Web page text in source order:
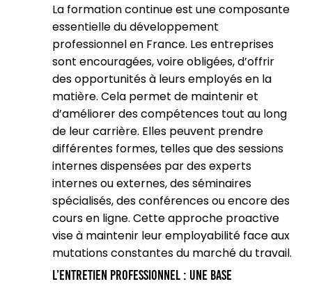
La formation continue est une composante
essentielle du développement
professionnel en France. Les entreprises
sont encouragées, voire obligées, d’offrir
des opportunités à leurs employés en la
matière. Cela permet de maintenir et
d’améliorer des compétences tout au long
de leur carrière. Elles peuvent prendre
différentes formes, telles que des sessions
internes dispensées par des experts
internes ou externes, des séminaires
spécialisés, des conférences ou encore des
cours en ligne. Cette approche proactive
vise à maintenir leur employabilité face aux
mutations constantes du marché du travail.
L’entretien professionnel : une base